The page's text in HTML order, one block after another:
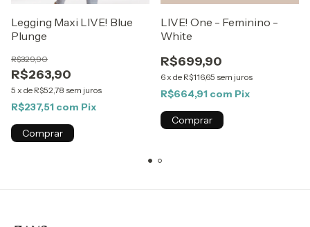
Legging Maxi LIVE! Blue
Plunge
R$263,90
R$329,90
5 x de R$52,78 sem juros
R$237,51 com Pix
Comprar
LIVE! One - Feminino -
White
R$699,90
6 x de R$116,65 sem juros
R$664,91 com Pix
Comprar